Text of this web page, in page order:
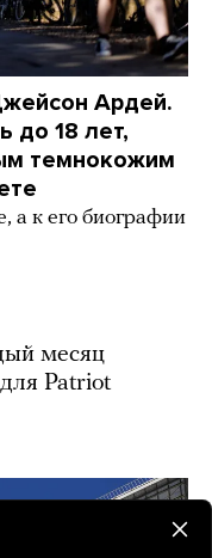
Ардей.
до 18 лет,
темнокожим
а к его биографии
месяц
Patriot